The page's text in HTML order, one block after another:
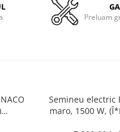
Preluam
Semineu electric
maro, 1500 W,